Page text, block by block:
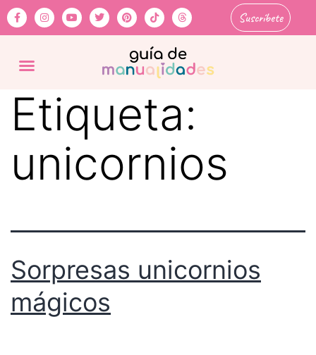
Suscríbete
Etiqueta:
unicornios
Sorpresas unicornios
mágicos